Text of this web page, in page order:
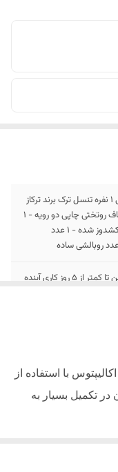
سرویس لحاف روتختی 1 نفره تنسل ترک برند ترکاز
4 تکه شامل 1 عدد لحاف روتختی چاپی دو رویه - 1
عدد کاور تشک چاپی کشدوز شده - 1 عدد
روز کاری آینده
با استفاده از
در تکمیل بسیار به